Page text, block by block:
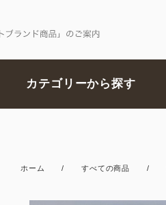
カテゴリーから探す
ホーム / すべての商品 /